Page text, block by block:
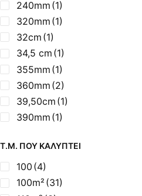
380mm (1)
38cm(1)
390mm(4)
395mm (1)
40 cm(2)
40cm(2)
42 cm(3)
460mm (2)
54 cm(1)
240mm (1)
320mm (1)
32cm (1)
34,5 cm (1)
355mm (1)
360mm (2)
39,50cm (1)
390mm (1)
42cm(1)
430mm
43cm(2)
Τ.Μ. ΠΟΥ ΚΑΛΎΠΤΕΙ
100 (4)
100m² (31)